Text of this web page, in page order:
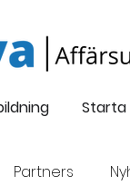
Partners